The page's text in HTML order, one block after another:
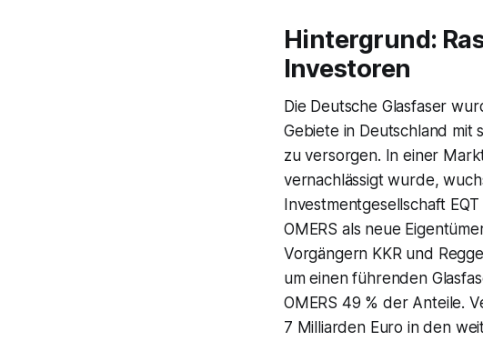
Hintergrund:
Investoren
Die Deutsche Glasfaser
Gebiete in Deutschland mit
zu versorgen. In einer
vernachlässigt wurde,
Investmentgesellschaft
OMERS als neue
Vorgängern KKR und
um einen führenden
OMERS 49 % der Anteile.
7 Milliarden Euro in den